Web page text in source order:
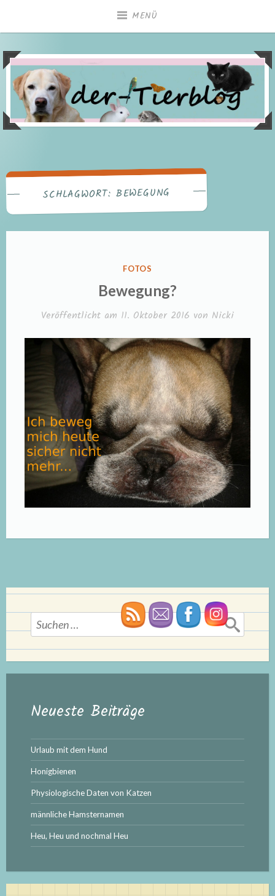
MENÜ
SCHLAGWORT: BEWEGUNG
VERÖFFENTLICHT
FOTOS
Bewegung?
Veröffentlicht am 11. Oktober 2016 von Nicki
Suchen
nach:
Neueste Beiträge
Urlaub mit dem Hund
Honigbienen
Physiologische Daten von Katzen
männliche Hamsternamen
Heu, Heu und nochmal Heu